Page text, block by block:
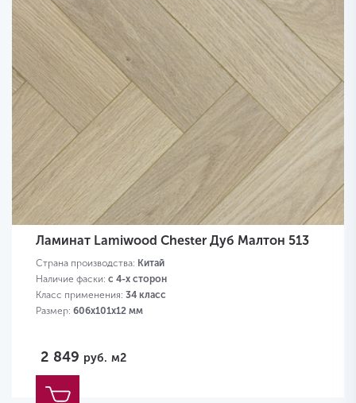
Ламинат Lamiwood Chester Дуб Малтон 513
Страна производства: Китай
Наличие фаски: с 4-х сторон
Класс применения: 34 класс
Размер: 606х101х12 мм
2 849 руб. м2